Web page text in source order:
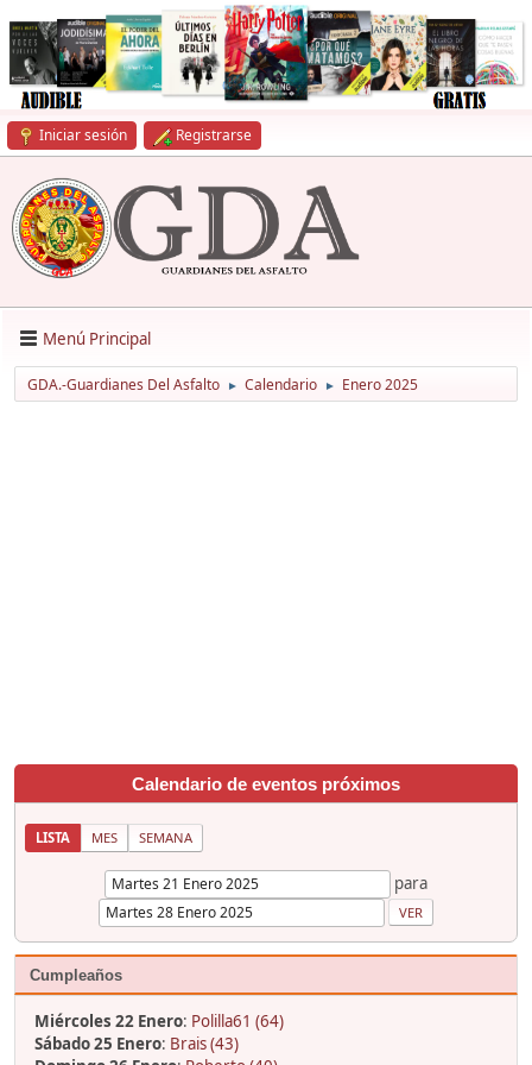
Iniciar sesión Registrarse
Menú Principal
GDA.-Guardianes Del Asfalto ► Calendario ► Enero 2025
Calendario de eventos próximos
LISTA MES SEMANA
para
Cumpleaños
Miércoles 22 Enero: Polilla61 (64)
Sábado 25 Enero: Brais (43)